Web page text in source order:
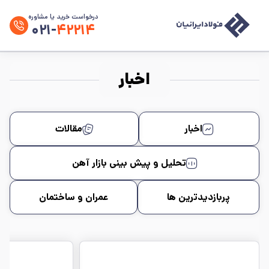
درخواست خرید یا مشاوره
۰۲۱-۴۲۲۱۴
اخبار
اخبار مقالات
تحلیل و پیش بینی بازار آهن
پربازدیدترین ها عمران و ساختمان